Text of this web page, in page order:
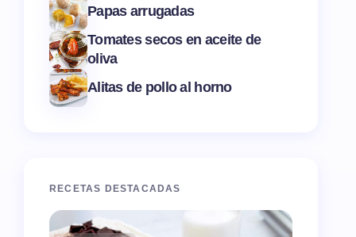
Papas arrugadas
Tomates secos en aceite de
oliva
Alitas de pollo al horno
RECETAS DESTACADAS